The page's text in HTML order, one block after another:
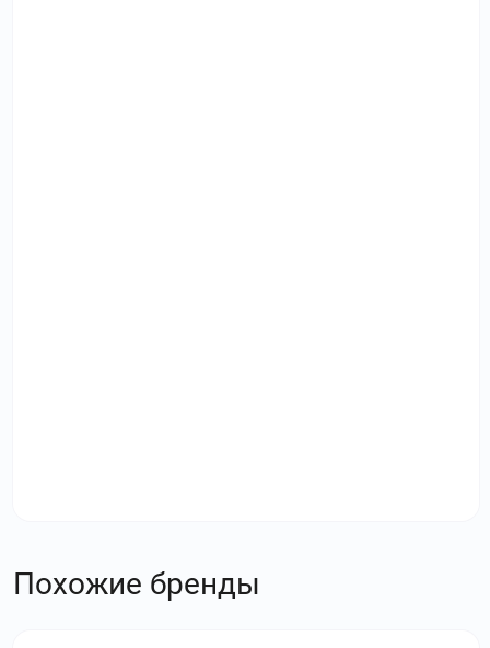
Похожие бренды